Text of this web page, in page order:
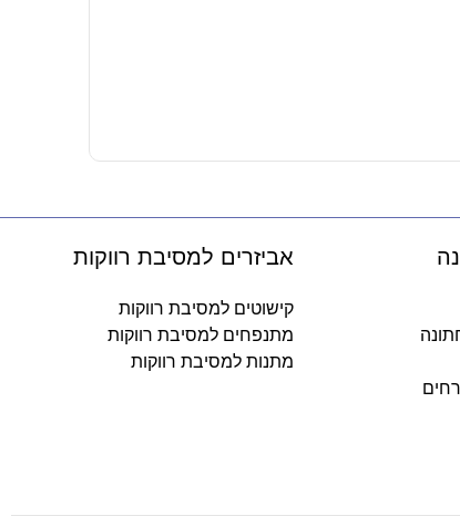
אביזרים למסיבת רווקות
קישוטים למסיבת רווקות
מתנפחים למסיבת רווקות
מתנות למסיבת רווקות